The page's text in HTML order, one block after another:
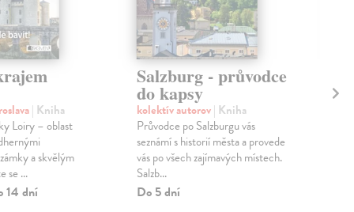
| Kniha
Loiry – oblast
a skvělým
se ...
14 dní
Salzburg - průvodce
do kapsy
kolektív autorov| Kniha
Průvodce po Salzburgu vás
seznámí s historií města a provede
vás po všech zajímavých místech.
Salzb...
Do 5 dní